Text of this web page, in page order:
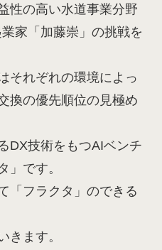
性の高い水道事業分野
家「加藤崇」の挑戦を
それぞれの環境によっ
換の優先順位の見極め
DX技術をもつAIベンチ
」です。
「フラクタ」のできる
きます。